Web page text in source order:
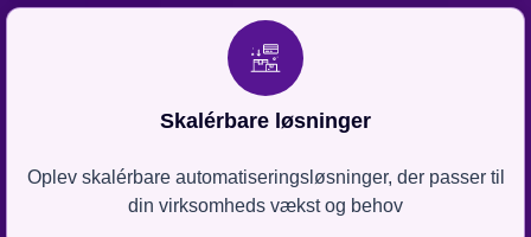
Skalérbare løsninger
Oplev skalérbare automatiseringsløsninger, der passer til
din virksomheds vækst og behov